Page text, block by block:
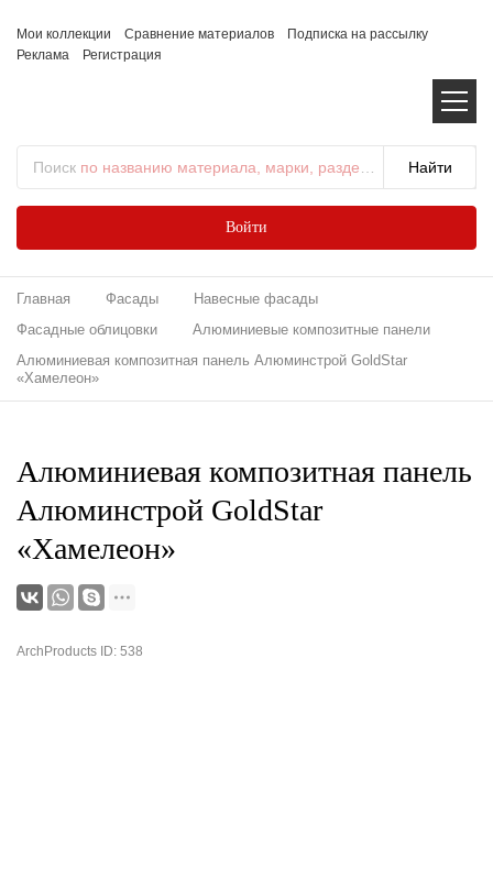
Мои коллекции Сравнение материалов
Подписка на рассылку
Реклама
Регистрация
Поиск по названию материала, марки, раздела...
Войти
Главная Фасады
Навесные фасады
Фасадные облицовки
Алюминиевые композитные панели
Алюминиевая композитная панель Алюминстрой GoldStar
«Хамелеон»
Алюминиевая композитная панель
Алюминстрой GoldStar
«Хамелеон»
ArchProducts ID: 538